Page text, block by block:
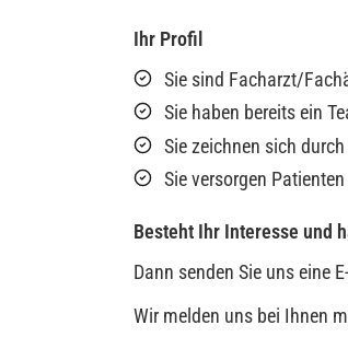
Ihr Profil
Sie sind Facharzt/
Sie haben bereits ein
Sie zeichnen sich
Sie versorgen
Besteht Ihr Interesse und
Dann senden Sie uns eine
Wir melden uns bei Ihnen